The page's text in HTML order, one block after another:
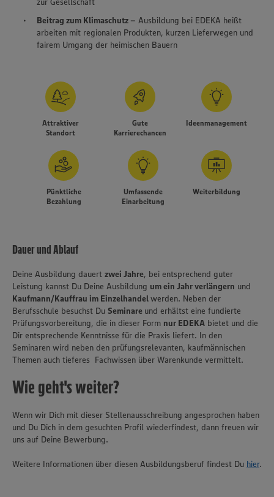
Beitrag zum Klimaschutz – Ausbildung bei EDEKA heißt
arbeiten mit regionalen Produkten, kurzen Lieferwegen und
fairem Umgang der heimischen Bauern
Attraktiver
Standort
Gute
Karrierechancen
Ideenmanagement
Pünktliche
Bezahlung
Umfassende
Einarbeitung
Weiterbildung
Dauer und Ablauf
Deine Ausbildung dauert zwei Jahre, bei entsprechend guter
Leistung kannst Du Deine Ausbildung um ein Jahr verlängern und
Kaufmann/Kauffrau im Einzelhandelwerden. Neben der
Berufsschule besuchst Du Seminare und erhältst eine fundierte
Prüfungsvorbereitung, die in dieser Form nur EDEKA bietet und die
Dir entsprechende Kenntnisse für die Praxis liefert. In den
Seminaren wird neben den prüfungsrelevanten, kaufmännischen
Themen auch tieferes Fachwissen über Warenkunde vermittelt.
Wie geht's weiter?
Wenn wir Dich mit dieser Stellenausschreibung angesprochen haben
und Du Dich in dem gesuchten Profil wiederfindest, dann freuen wir
uns auf Deine Bewerbung.
Weitere Informationen über diesen Ausbildungsberuf findest Du hier.